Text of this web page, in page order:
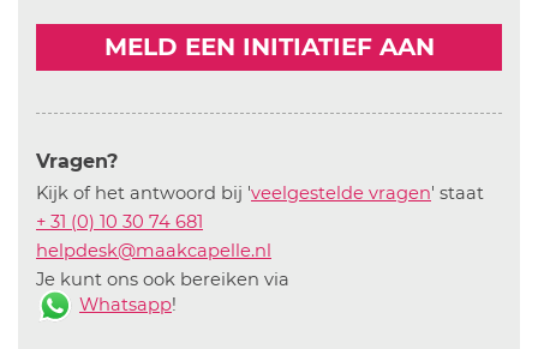
MELD EEN INITIATIEF AAN
Vragen?
Kijk of het antwoord bij 'veelgestelde vragen' staat
+ 31 (0) 10 30 74 681
helpdesk@maakcapelle.nl
Je kunt ons ook bereiken via
Whatsapp!